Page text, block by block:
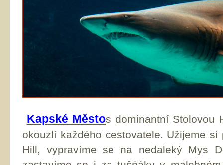
Kapské Městos dominantní Stolovou
okouzlí každého cestovatele. Užijeme
Hill, vypravíme se na nedaleký Mys